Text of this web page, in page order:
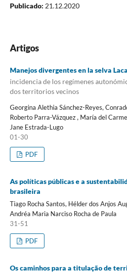
Publicado: 21.12.2020
Artigos
Manejos divergentes en la selva
incidencia de los regímenes
dos territorios vecinos
Georgina Alethia Sánchez-Reyes,
Roberto Parra-Vázquez , María del
Jane Estrada-Lugo
01-30
PDF
As políticas públicas e a
brasileira
Tiago Rocha Santos, Hélder dos Anjos
Andréa Maria Narciso Rocha de Paula
31-51
PDF
Os caminhos para a titulação de